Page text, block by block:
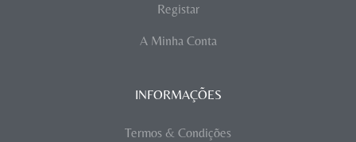
Registar
A Minha Conta
INFORMAÇÕES
Termos & Condições